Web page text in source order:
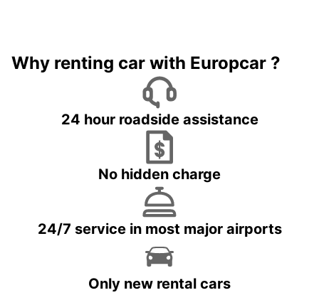
Why renting car with Europcar ?
24 hour roadside assistance
No hidden charge
24/7 service in most major airports
Only new rental cars